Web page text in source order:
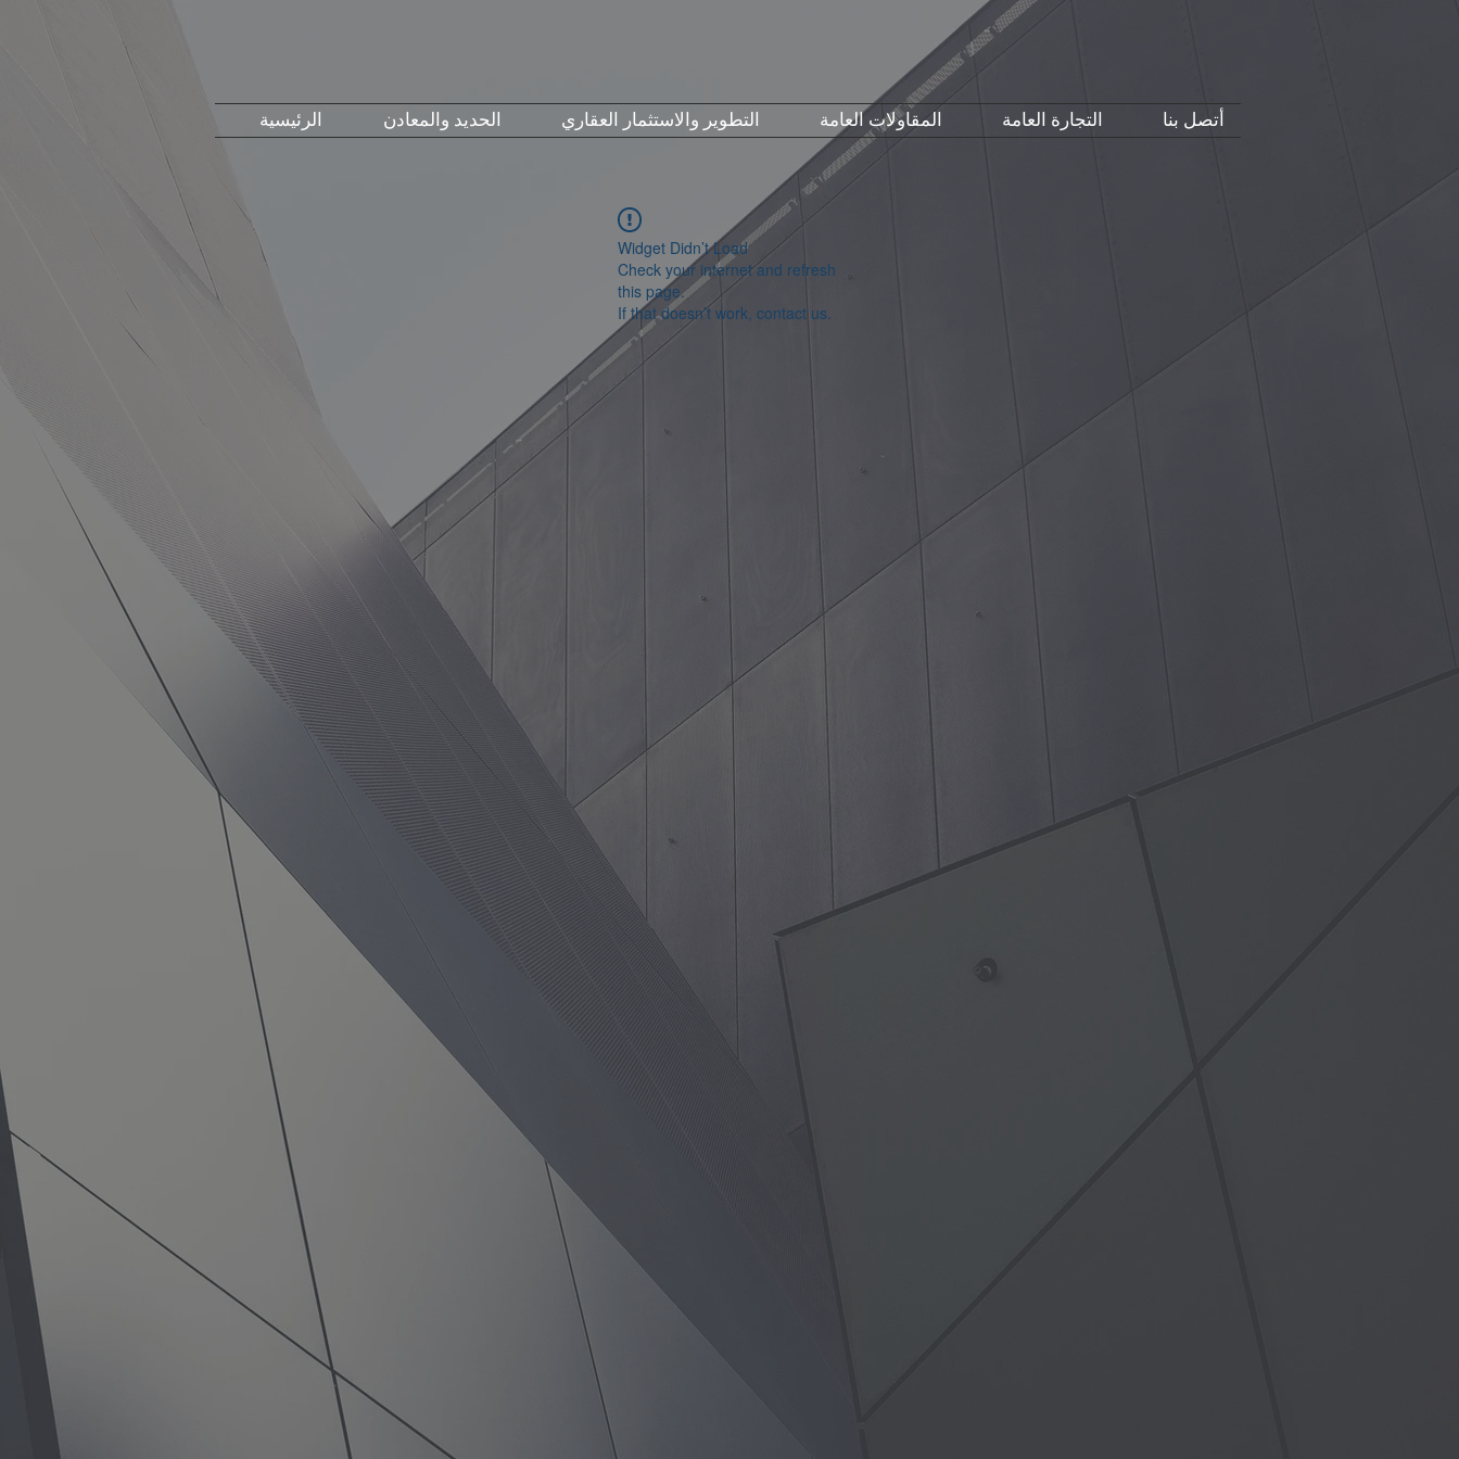
الرئيسية الحديد والمعادن التطوير والاستثمار العقاري المقاولات العامة التجارة العامة أتصل بنا
Widget Didn’t Load
Check your internet and refresh
this page.
If that doesn’t work, contact us.